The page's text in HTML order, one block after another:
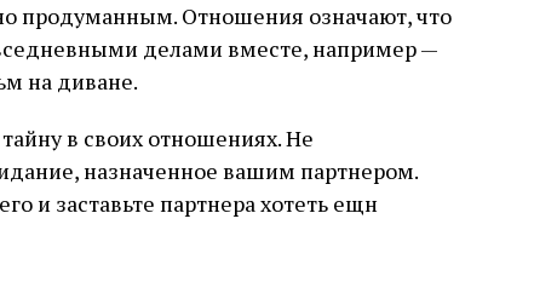
продуманным. Отношения означают, что
делами вместе, например —
на диване.
в своих отношениях. Не
назначенное вашим партнером.
и заставьте партнера хотеть ещн